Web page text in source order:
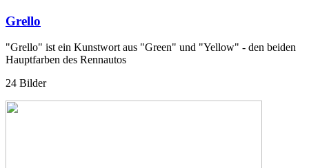
Grello
"Grello" ist ein Kunstwort aus "Green" und "Yellow" - den beiden
Hauptfarben des Rennautos
24 Bilder